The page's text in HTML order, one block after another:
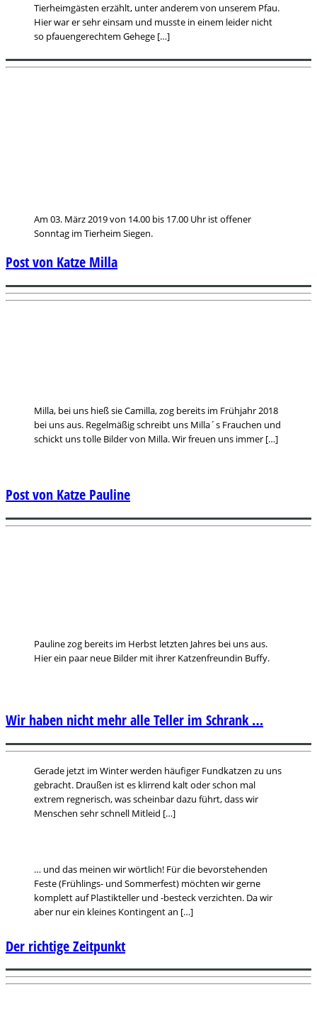
Tierheimgästen erzählt, unter anderem von unserem Pfau.
Hier war er sehr einsam und musste in einem leider nicht
so pfauengerechtem Gehege […]
Am 03. März 2019 von 14.00 bis 17.00 Uhr ist offener
Sonntag im Tierheim Siegen.
Milla, bei uns hieß sie Camilla, zog bereits im Frühjahr 2018
bei uns aus. Regelmäßig schreibt uns Milla´s Frauchen und
schickt uns tolle Bilder von Milla. Wir freuen uns immer […]
Post von Katze Milla
Pauline zog bereits im Herbst letzten Jahres bei uns aus.
Hier ein paar neue Bilder mit ihrer Katzenfreundin Buffy.
Post von Katze Pauline
… und das meinen wir wörtlich! Für die bevorstehenden
Feste (Frühlings- und Sommerfest) möchten wir gerne
komplett auf Plastikteller und -besteck verzichten. Da wir
aber nur ein kleines Kontingent an […]
Wir haben nicht mehr alle Teller im Schrank …
Gerade jetzt im Winter werden häufiger Fundkatzen zu uns
gebracht. Draußen ist es klirrend kalt oder schon mal
extrem regnerisch, was scheinbar dazu führt, dass wir
Menschen sehr schnell Mitleid […]
Der richtige Zeitpunkt